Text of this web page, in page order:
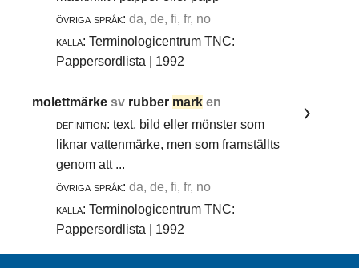
övriga språk: da, de, fi, fr, no
källa: Terminologicentrum TNC:
Pappersordlista | 1992
molettmärkesv rubber mark en
definition: text, bild eller mönster som
liknar vattenmärke, men som framställts
genom att ...
övriga språk: da, de, fi, fr, no
källa: Terminologicentrum TNC:
Pappersordlista | 1992